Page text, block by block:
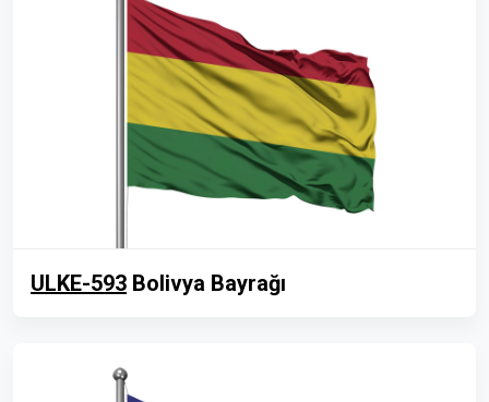
ULKE-593 Bolivya Bayrağı